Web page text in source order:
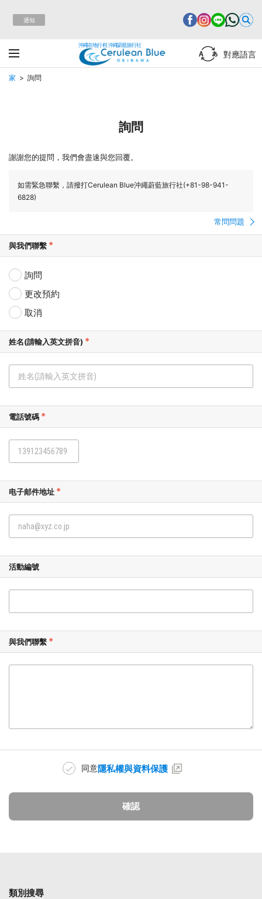
通知
沖繩在地行程 沖繩蔚藍旅行社
對應語言
家 詢問
詢問
謝謝您的提問，我們會盡速與您回覆。
如需緊急聯繫，請撥打Cerulean Blue沖繩蔚藍旅行社(+81-98-941-
6828)
常問問題
與我們聯繫
詢問
更改預約
取消
姓名(請輸入英文拼音)
電話號碼
电子邮件地址
活動編號
與我們聯繫
同意隱私權與資料保護
確認
類別搜尋